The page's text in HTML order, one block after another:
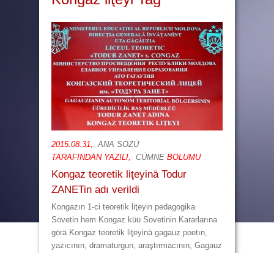
2015.08.31,
ANA SÖZÜ
TARAFINDAN YAZILI,
CÜMNE BOLUMU
Kongaz teoretik liţeyinä Todur
ZANETin adı verildi
Kongazın 1-ci teoretik liţeyin pedagogika
Sovetin hem Kongaz küü Sovetinin Kararlarına
görä Kongaz teoretik liţeyinä gagauz poetın,
yazıcının, dramaturgun, araştırmacının, Gagauz